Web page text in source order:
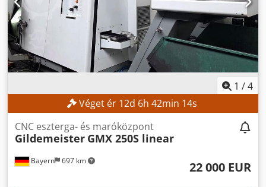
1 /4
Véget ér 12d 6h 42min 12s
Bayern 697 km
CNC eszterga- és maróközpont
Gildemeister GMX 250S linear
22 000 EUR